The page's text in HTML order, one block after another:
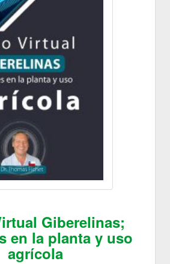
Giberelinas;
en la planta y uso
agrícola